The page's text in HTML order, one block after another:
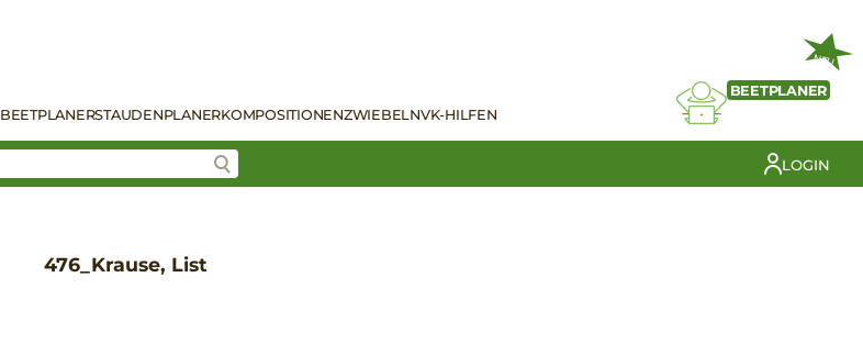
BEETPLANERSTAUDENPLANERKOMPOSITIONENZWIEBELNVK-HILFEN
NEU
BEETPLANER
LOGIN
476_Krause, List